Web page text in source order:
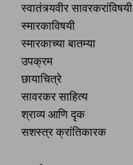
स्वातंत्र्यवीर सावरकरांविषयी
स्मारकाविषयी
स्मारकाच्या बातम्या
उपक्रम
छायाचित्रे
सावरकर साहित्य
श्राव्य आणि दृक
सशस्त्र क्रांतिकारक